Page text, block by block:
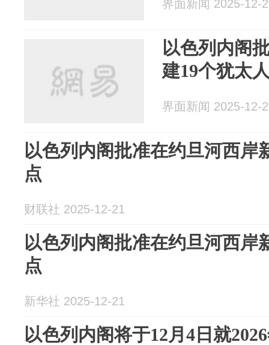
界面新闻 2025-12-
以色列内阁
建19个犹太
界面新闻 2025-12-
以色列内阁批准在约旦河西岸
点
财联社 2025-12-21
以色列内阁批准在约旦河西岸
点
新华社 2025-12-21
以色列内阁将于12月4日就